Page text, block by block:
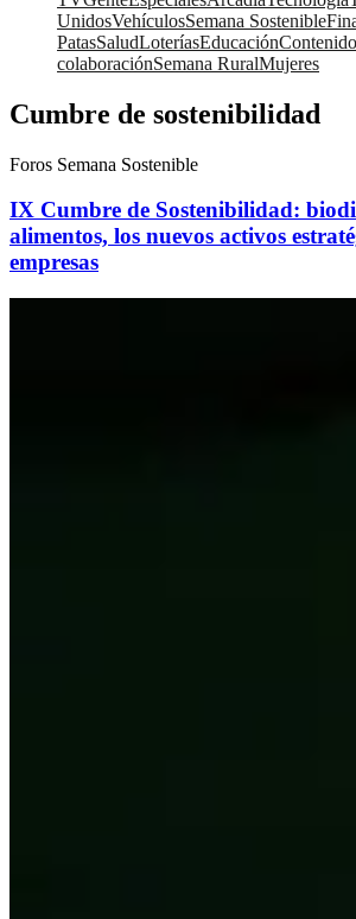
UnidosVehículosSemana Sostenible
PatasSaludLoteríasEducación
colaboraciónSemana RuralMujeres
Cumbre de sostenibilidad
Foros Semana Sostenible
IX Cumbre de Sostenibilidad:
alimentos, los nuevos activos
empresas